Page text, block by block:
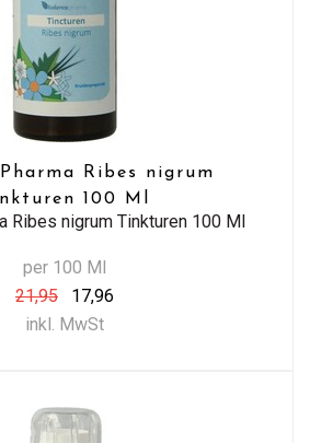
Ribes nigrum
100 Ml
Ribes nigrum Tinkturen 100 Ml
per 100 Ml
21,95
17,96
inkl. MwSt